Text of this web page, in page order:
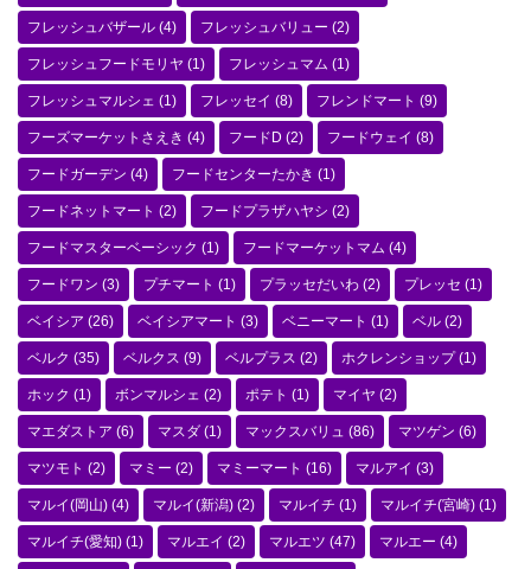
フレッシュバザール (4) フレッシュバリュー (2)
フレッシュフードモリヤ (1) フレッシュマム (1)
フレッシュマルシェ (1) フレッセイ (8) フレンドマート (9)
フーズマーケットさえき (4) フードD (2) フードウェイ (8)
フードガーデン (4) フードセンターたかき (1)
フードネットマート (2) フードプラザハヤシ (2)
フードマスターベーシック (1) フードマーケットマム (4)
フードワン (3) プチマート (1) プラッセだいわ (2) プレッセ (1)
ベイシア (26) ベイシアマート (3) ベニーマート (1) ベル (2)
ベルク (35) ベルクス (9) ベルプラス (2) ホクレンショップ(1)
ホック (1) ボンマルシェ (2) ポテト (1) マイヤ (2)
マエダストア (6) マスダ (1) マックスバリュ (86) マツゲン (6)
マツモト (2) マミー (2) マミーマート (16) マルアイ (3)
マルイ(岡山) (4) マルイ(新潟) (2) マルイチ (1) マルイチ(宮崎) (1)
マルイチ(愛知) (1) マルエイ (2) マルエツ (47) マルエー (4)